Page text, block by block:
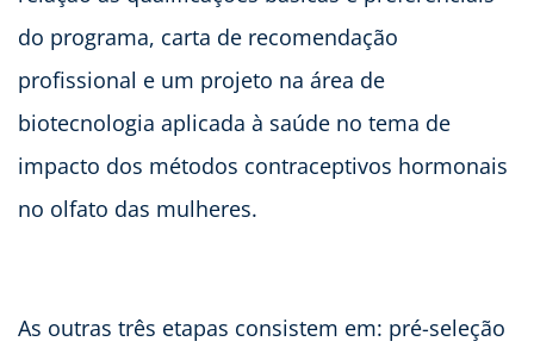
do programa, carta de recomendação
profissional e um projeto na área de
biotecnologia aplicada à saúde no tema de
impacto dos métodos contraceptivos hormonais
no olfato das mulheres.
As outras três etapas consistem em: pré-seleção